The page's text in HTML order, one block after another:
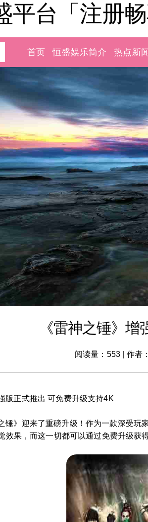
平台「注册畅
首页 恒盛娱乐简介 热点新闻
《雷神之锤》
阅读量：553 作者
版正式推出 可免费升级支持4K
锤》迎来了重磅升级！作为一款深受玩
效果，而这一切都可以通过免费升级获